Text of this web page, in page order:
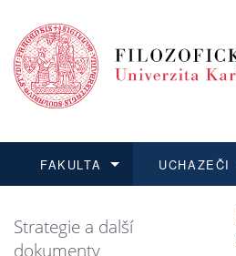
FAKULTA UCHAZEČI
Strategie a další
dokumenty